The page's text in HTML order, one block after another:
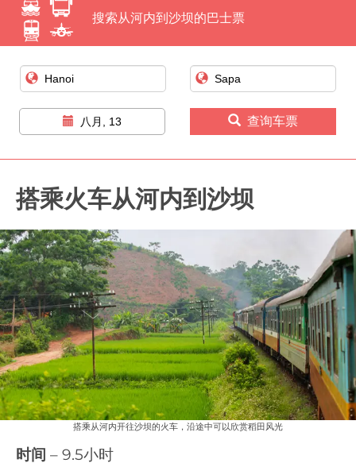
搜索从河内到沙坝的巴士票
八月, 13 查询车票
搭乘火车从河内到沙坝
搭乘从河内开往沙坝的火车，沿途中可以欣赏稻田风光
时间 – 9.5小时